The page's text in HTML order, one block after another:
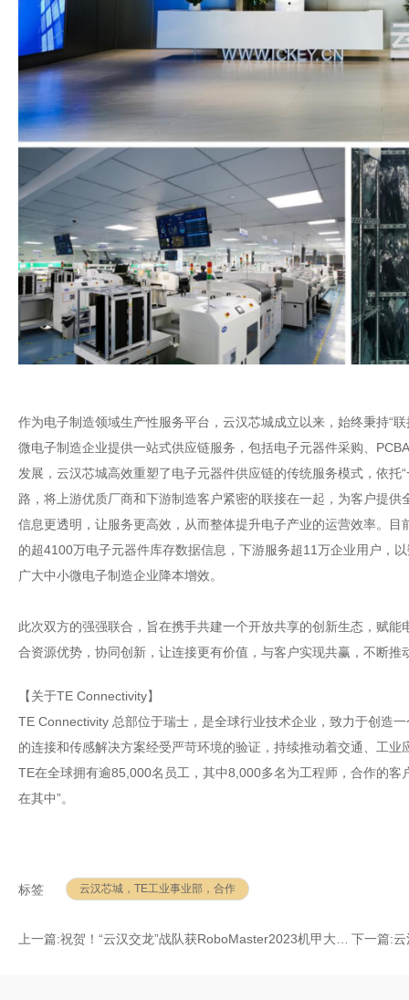
作为电子制造领域生产性服务平台，云汉芯城成立以来，始终秉持“
微电子制造企业提供一站式供应链服务，包括电子元器件采购、
发展，云汉芯城高效重塑了电子元器件供应链的传统服务模式，依托
路，将上游优质厂商和下游制造客户紧密的联接在一起，为客户提
信息更透明，让服务更高效，从而整体提升电子产业的运营效率。
的超4100万电子元器件库存数据信息，下游服务超11万企业用户，
广大中小微电子制造企业降本增效。
此次双方的强强联合，旨在携手共建一个开放共享的创新生态，赋
合资源优势，协同创新，让连接更有价值，与客户实现共赢，不断推
【关于TE Connectivity】
TE Connectivity 总部位于瑞士，是全球行业技术企业，致力于创造
的连接和传感解决方案经受严苛环境的验证，持续推动着交通、工
TE在全球拥有逾85,000名员工，其中8,000多名为工程师，合作的客
在其中”。
标签 云汉芯城，TE工业事业部，合作
上一篇:祝贺！“云汉交龙”战队获RoboMaster2023机甲大师全国总冠军！ 下一篇:云